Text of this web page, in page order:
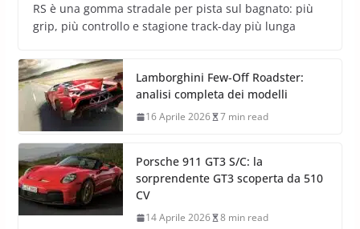
RS è una gomma stradale per pista sul bagnato: più
grip, più controllo e stagione track-day più lunga
Lamborghini Few-Off Roadster:
analisi completa dei modelli
16 Aprile 2026 7 min read
Porsche 911 GT3 S/C: la
sorprendente GT3 scoperta da 510
CV
14 Aprile 2026 8 min read